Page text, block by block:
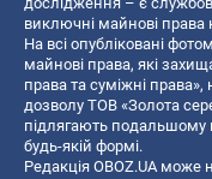
виключні майнові права
На всі опубліковані
майнові права, які
права та суміжні
дозволу ТОВ «Золота
підлягають
будь-якій формі.
Редакція OBOZ.UA може